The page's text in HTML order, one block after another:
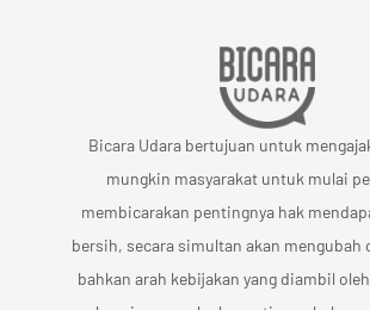
Bicara Udara bertujuan untuk
mungkin masyarakat untuk mulai
membicarakan pentingnya hak
bersih, secara simultan akan mengubah
bahkan arah kebijakan yang diambil